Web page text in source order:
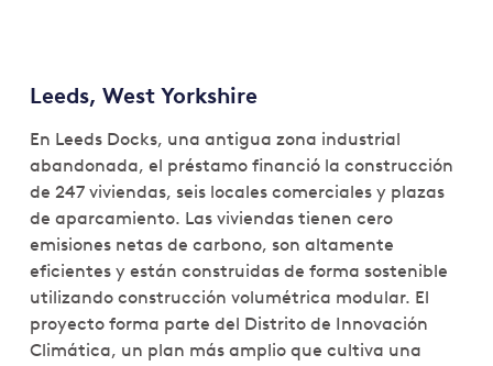
Leeds, West Yorkshire
En Leeds Docks, una antigua zona industrial
abandonada, el préstamo financió la construcción
de 247 viviendas, seis locales comerciales y plazas
de aparcamiento. Las viviendas tienen cero
emisiones netas de carbono, son altamente
eficientes y están construidas de forma sostenible
utilizando construcción volumétrica modular. El
proyecto forma parte del Distrito de Innovación
Climática, un plan más amplio que cultiva una